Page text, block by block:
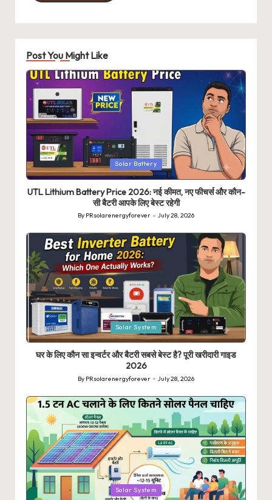
Post You Might Like
Posted
in
Solar Battery
UTL Lithium Battery Price 2026: नई कीमत, नए फीचर्स और कौन-
सी बैटरी आपके लिए बेस्ट रहेगी
Posted
by
By PRsolarenergyforever July 28, 2026
Posted
in
Solar System
घर के लिए कौन सा इन्वर्टर और बैटरी सबसे बेस्ट है? पूरी खरीदारी गाइड
2026
Posted
By PRsolarenergyforever July 28, 2026
Posted
Solar System